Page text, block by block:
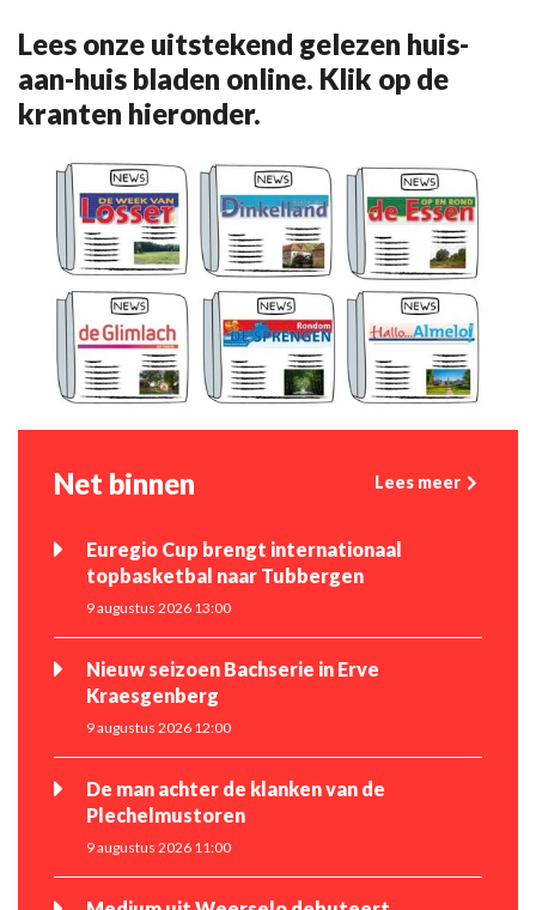
Lees onze uitstekend gelezen huis-
aan-huis bladen online. Klik op de
kranten hieronder.
Net binnen Lees meer
Euregio Cup brengt internationaal
topbasketbal naar Tubbergen
9 augustus 2026 13:00
Nieuw seizoen Bachserie in Erve
Kraesgenberg
9 augustus 2026 12:00
De man achter de klanken van de
Plechelmustoren
9 augustus 2026 11:00